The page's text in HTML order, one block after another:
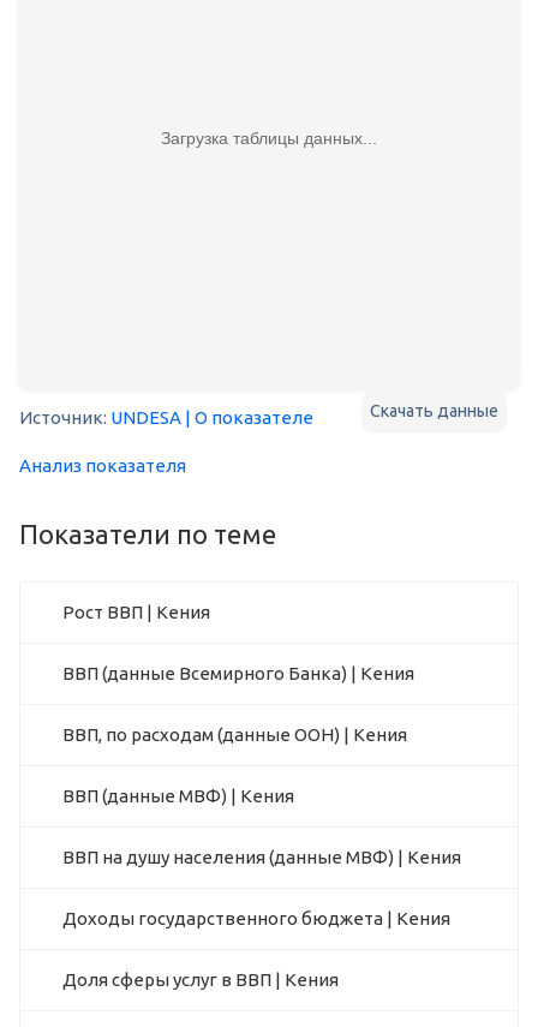
Загрузка таблицы данных...
Скачать данные
Источник: UNDESA | О показателе
Анализ показателя
Показатели по теме
Рост ВВП | Кения
ВВП (данные Всемирного Банка) | Кения
ВВП, по расходам (данные ООН) | Кения
ВВП (данные МВФ) | Кения
ВВП на душу населения (данные МВФ) | Кения
Доходы государственного бюджета | Кения
Доля сферы услуг в ВВП | Кения